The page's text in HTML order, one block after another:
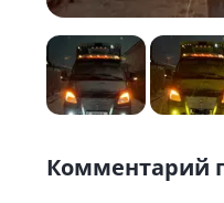
Комментарий